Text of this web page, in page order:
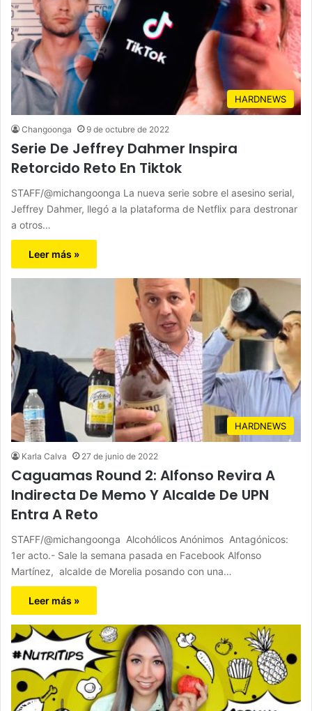
HARDNEWS
Changoonga 9 de octubre de 2022
Serie De Jeffrey Dahmer Inspira
Retorcido Reto En Tiktok
STAFF/@michangoonga La nueva serie sobre el asesino serial,
Jeffrey Dahmer, llegó a la plataforma de Netflix para destronar
a otros…
Leer más »
HARDNEWS
Karla Calva 27 de junio de 2022
Caguamas Round 2: Alfonso Revira A
Indirecta De Memo Y Alcalde De UPN
Entra A Reto
STAFF/@michangoonga Alcohólicos Anónimos Antagónicos:
1er acto.- Sale la semana pasada en Facebook Alfonso
Martínez, alcalde de Morelia posando con una…
Leer más »